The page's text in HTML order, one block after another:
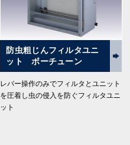
防虫粗じんフィルタユニ
ット ボーチューン
レバー操作のみでフィルタとユニット
を圧着し虫の侵入を防ぐフィルタユニ
ット